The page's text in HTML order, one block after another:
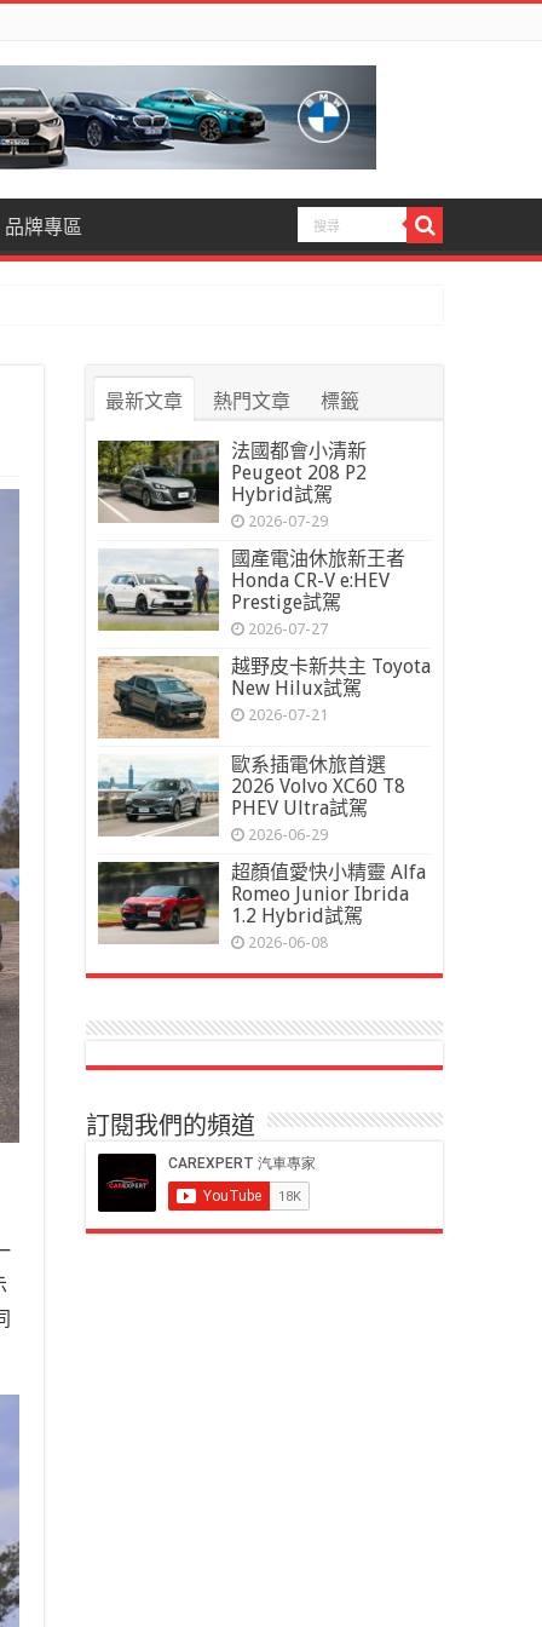
品牌專區
最新文章 熱門文章 標籤
法國都會小清新
Peugeot 208 P2
Hybrid試駕
2026-07-29
國產電油休旅新王者
Honda CR-V e:HEV
Prestige試駕
2026-07-27
越野皮卡新共主 Toyota
New Hilux試駕
2026-07-21
歐系插電休旅首選
2026 Volvo XC60 T8
PHEV Ultra試駕
2026-06-29
超顏值愛快小精靈 Alfa
Romeo Junior Ibrida
1.2 Hybrid試駕
2026-06-08
訂閱我們的頻道